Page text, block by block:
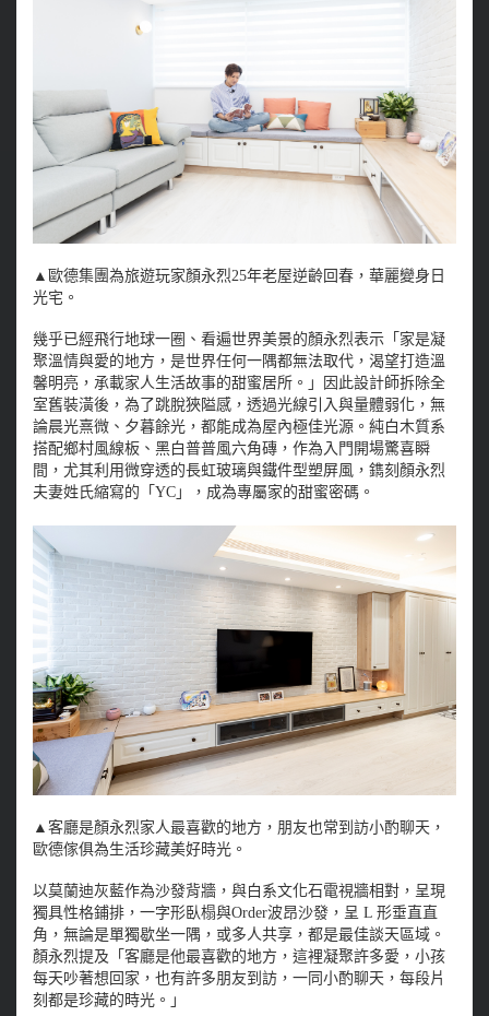
▲歐德集團為旅遊玩家顏永烈25年老屋逆齡回春，華麗變身日
光宅。
幾乎已經飛行地球一圈、看遍世界美景的顏永烈表示「家是凝
聚溫情與愛的地方，是世界任何一隅都無法取代，渴望打造溫
馨明亮，承載家人生活故事的甜蜜居所。」因此設計師拆除全
室舊裝潢後，為了跳脫狹隘感，透過光線引入與量體弱化，無
論晨光熹微、夕暮餘光，都能成為屋內極佳光源。純白木質系
搭配鄉村風線板、黑白普普風六角磚，作為入門開場驚喜瞬
間，尤其利用微穿透的長虹玻璃與鐵件型塑屏風，鐫刻顏永烈
夫妻姓氏縮寫的「YC」，成為專屬家的甜蜜密碼。
▲客廳是顏永烈家人最喜歡的地方，朋友也常到訪小酌聊天，
歐德傢俱為生活珍藏美好時光。
以莫蘭迪灰藍作為沙發背牆，與白系文化石電視牆相對，呈現
獨具性格鋪排，一字形臥榻與Order波昂沙發，呈 L 形垂直直
角，無論是單獨歇坐一隅，或多人共享，都是最佳談天區域。
顏永烈提及「客廳是他最喜歡的地方，這裡凝聚許多愛，小孩
每天吵著想回家，也有許多朋友到訪，一同小酌聊天，每段片
刻都是珍藏的時光。」